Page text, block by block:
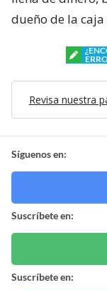
dueño de la
Revisa nuestra
Síguenos en:
Suscríbete en:
Suscríbete en: